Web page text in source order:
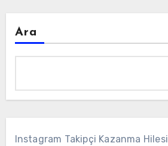
Ara
Instagram Takipçi Kazanma Hilesi